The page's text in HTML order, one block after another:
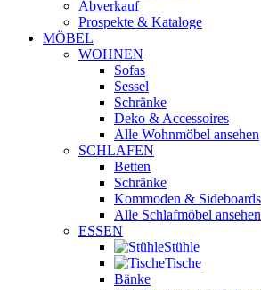
Abverkauf
Prospekte & Kataloge
MÖBEL
WOHNEN
Sofas
Sessel
Schränke
Deko & Accessoires
Alle Wohnmöbel ansehen
SCHLAFEN
Betten
Schränke
Kommoden & Sideboards
Alle Schlafmöbel ansehen
ESSEN
Stühle
Tische
Bänke